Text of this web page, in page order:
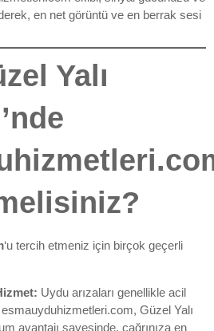
en net görüntü ve en berrak sesi
Yalı
‘u tercih etmeniz için birçok geçerli
Uydu arızaları genellikle acil
Güzel Yalı
avantajı sayesinde, çağrınıza en